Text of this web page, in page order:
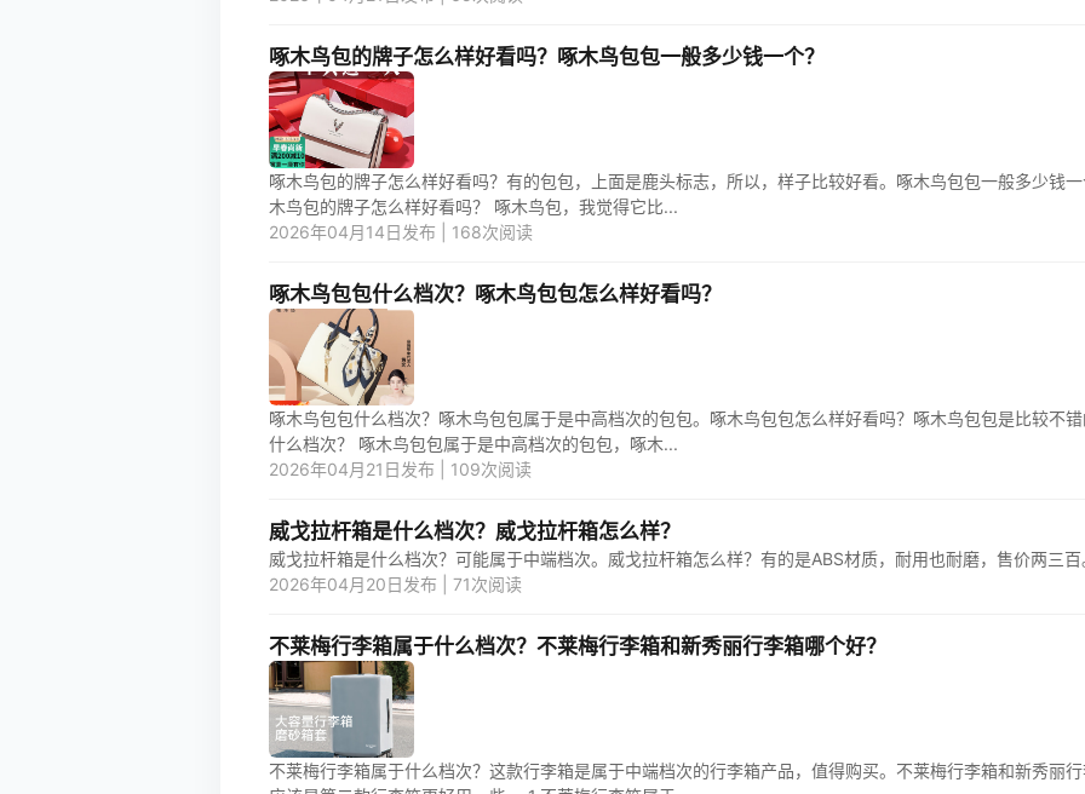
啄木鸟包的牌子怎么样好看吗？啄木鸟包包一般多少钱一个？
啄木鸟包的牌子怎么样好看吗？有的包包，上面是鹿头标志，所以，样子比较好看。啄木鸟包包一般多少钱
木鸟包的牌子怎么样好看吗？ 啄木鸟包，我觉得它比...
2026年04月14日发布 | 168次阅读
啄木鸟包包什么档次？啄木鸟包包怎么样好看吗？
啄木鸟包包什么档次？啄木鸟包包属于是中高档次的包包。啄木鸟包包怎么样好看吗？啄木鸟包包是比较不
什么档次？ 啄木鸟包包属于是中高档次的包包，啄木...
2026年04月21日发布 | 109次阅读
威戈拉杆箱是什么档次？威戈拉杆箱怎么样？
2026年04月20日发布 | 71次阅读
不莱梅行李箱属于什么档次？不莱梅行李箱和新秀丽行李箱哪个好？
不莱梅行李箱属于什么档次？这款行李箱是属于中端档次的行李箱产品，值得购买。不莱梅行李箱和新秀丽